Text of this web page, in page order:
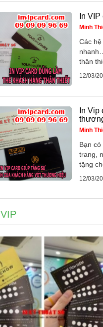
In
Minh
Các
thân
12/03/
In
Minh
Bạn
trang,
tặng
12/03/